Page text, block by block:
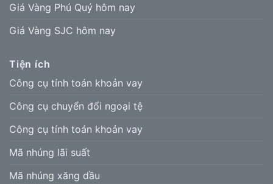
Giá Vàng Phú Quý hôm nay
Giá Vàng SJC hôm nay
Tiện ích
Công cụ tính toán khoản vay
Công cụ chuyển đổi ngoại tệ
Công cụ tính toán khoản vay
Mã nhúng lãi suất
Mã nhúng xăng dầu